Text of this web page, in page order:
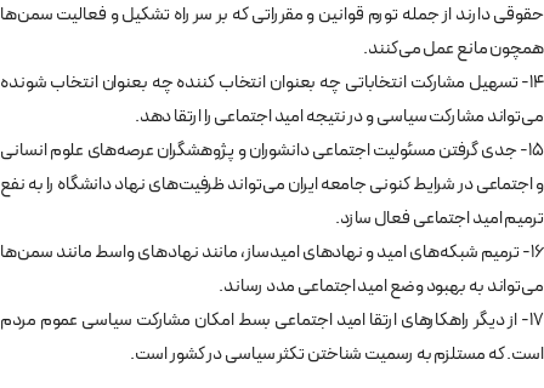
حقوقی دارند از جمله تورم قوانین و مقرراتی که بر سر راه تشکیل و فعالیت سمن‌ها
همچون مانع عمل می‌کنند.
14- تسهیل مشارکت انتخاباتی چه بعنوان انتخاب کننده چه بعنوان انتخاب شونده
می‌تواند مشارکت سیاسی و در نتیجه امید اجتماعی را ارتقا دهد.
15- جدی گرفتن مسئولیت اجتماعی دانشوران و پژوهشگران عرصه‌های علوم انسانی
و اجتماعی در شرایط کنونی جامعه ایران می‌تواند ظرفیت‌های نهاد دانشگاه را به نفع
ترمیم امید اجتماعی فعال سازد.
16- ترمیم شبکه‌های امید و نهادهای امیدساز، مانند نهادهای واسط مانند سمن‌ها
می‌تواند به بهبود وضع امید اجتماعی مدد رساند.
17- از دیگر راهکارهای ارتقا امید اجتماعی بسط امکان مشارکت سیاسی عموم مردم
است. که مستلزم به رسمیت شناختن تکثر سیاسی در کشور است.